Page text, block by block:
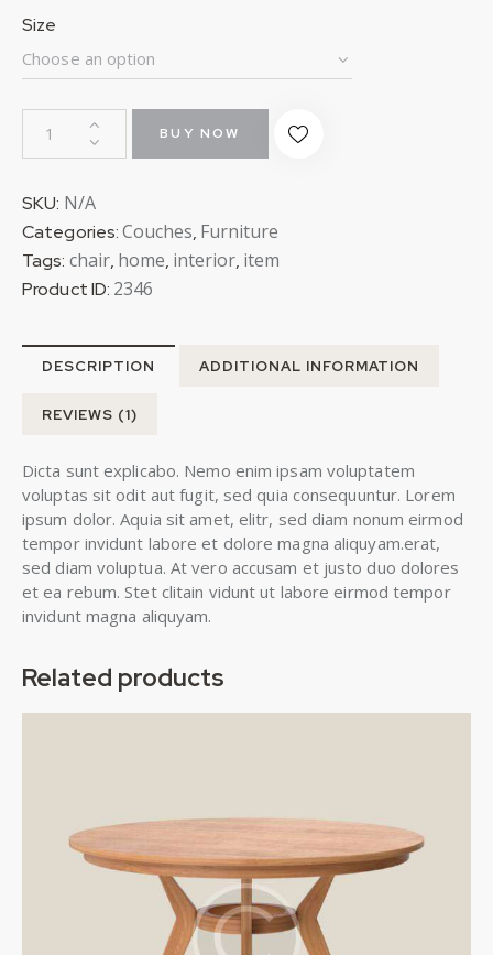
Size
BUY NOW
SKU: N/A
Categories:Couches, Furniture
Tags: chair, home, interior, item
Product ID: 2346
DESCRIPTION ADDITIONAL INFORMATION
REVIEWS (1)
Dicta sunt explicabo. Nemo enim ipsam voluptatem
voluptas sit odit aut fugit, sed quia consequuntur. Lorem
ipsum dolor. Aquia sit amet, elitr, sed diam nonum eirmod
tempor invidunt labore et dolore magna aliquyam.erat,
sed diam voluptua. At vero accusam et justo duo dolores
et ea rebum. Stet clitain vidunt ut labore eirmod tempor
invidunt magna aliquyam.
Related products